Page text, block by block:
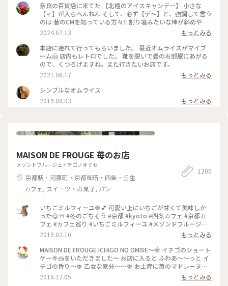
奈良の百貨店に来てた 【北極のアイスキャンデー】 小さな
【ィ】が入らへんねん そして、必ず【デ〜】と、強調して言う
のは 昔のCMを知っている方々‼️ 割り箸みたいな棒が斜めやね
ん ※子供の頃は割り箸やと思いこんでた チョコと違うねん❗️ コ
2024.07.13
もっとみる
本店に連れて行ってもらいました。 最近オムライスがマイブ
ーム🤗 店内もレトロでした。 靴を脱いで畳のお部屋にあがる
ので、くつろげますね。また行きたいお店です。
2021.06.17
もっとみる
シンプルなオムライス
2019.08.03
もっとみる
MAISON DE FROUGE 苺のお店
メゾンドフルージュイチゴノオミセ
京都駅・河原町・京都御所・四条・壬生
カフェ, スイーツ・お菓子, パン
1200
いちごミルフィーユ🍓💕 可愛い上にいちごが甘くて美味しか
った😋🍴 #冬のごちそう #京都 #kyoto #四条カフェ #京都カ
フェ #カフェ巡り #いちごミルフィーユ #メゾンドフルージュ
#苺 #strawberry #ストロベリー #いちご大好き#お茶にしよう
2019.02.10
もっとみる
MAISON DE FROUGE ICHIGO NO OMISE〜🍓 イチゴのショート
ケーキ🍰をいただきました〜 お店に入ると ふわあ〜〜っと イ
チゴの香り〜🍓 乙女な気分〜〜🍓 お土産に苺のマドレーヌを
購入〜楽しみっ❤️ #京都#イチゴのお店#ショートケーキ
2018.12.05
もっとみる